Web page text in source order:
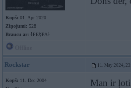
Kopš: 01. Apr 2020
Ziņojumi: 528
Braucu ar: ⸸PE☿PA⸸
Rockstar 11. May 2024,
Kopš: 11. Dec 2004
Man ir ļoti